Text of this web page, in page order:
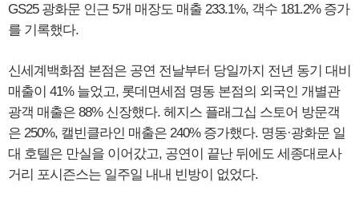
GS25 광화문 인근 5개 매장도 매출 233.1%, 객수 181.2% 증가
를 기록했다.
신세계백화점 본점은 공연 전날부터 당일까지 전년 동기 대비
매출이 41% 늘었고, 롯데면세점 명동 본점의 외국인 개별관
광객 매출은 88% 신장했다. 헤지스 플래그십 스토어 방문객
은 250%, 캘빈클라인 매출은 240% 증가했다. 명동·광화문 일
대 호텔은 만실을 이어갔고, 공연이 끝난 뒤에도 세종대로사
거리 포시즌스는 일주일 내내 빈방이 없었다.